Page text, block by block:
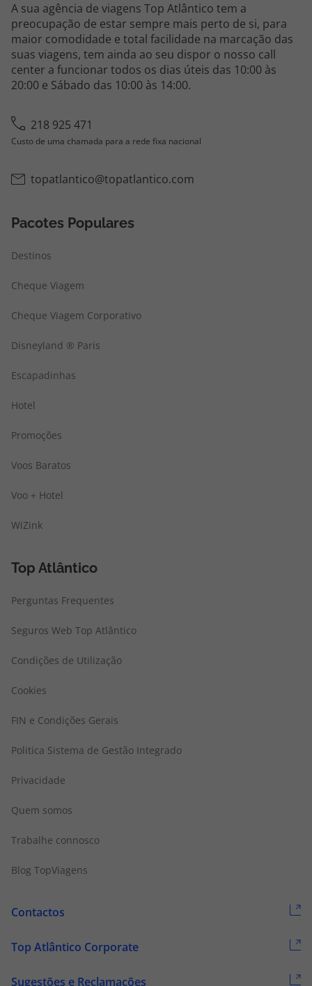
A sua agência de viagens Top Atlântico tem a
preocupação de estar sempre mais perto de si, para
maior comodidade e total facilidade na marcação das
suas viagens, tem ainda ao seu dispor o nosso call
center a funcionar todos os dias úteis das 10:00 às
20:00 e Sábado das 10:00 às 14:00.
218 925 471
Custo de uma chamada para a rede fixa nacional
topatlantico@topatlantico.com
Pacotes Populares
Destinos
Cheque Viagem
Cheque Viagem Corporativo
Disneyland ® Paris
Escapadinhas
Hotel
Promoções
Voos Baratos
Voo + Hotel
WiZink
Top Atlântico
Perguntas Frequentes
Seguros Web Top Atlântico
Condições de Utilização
Cookies
FIN e Condições Gerais
Politica Sistema de Gestão Integrado
Privacidade
Quem somos
Trabalhe connosco
Blog TopViagens
Contactos
Top Atlântico Corporate
Sugestões e Reclamações